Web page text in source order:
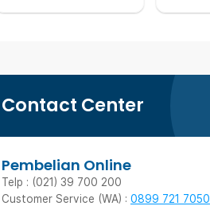
Contact Center
Pembelian Online
Telp : (021) 39 700 200
Customer Service (WA) : 0899 721 7050